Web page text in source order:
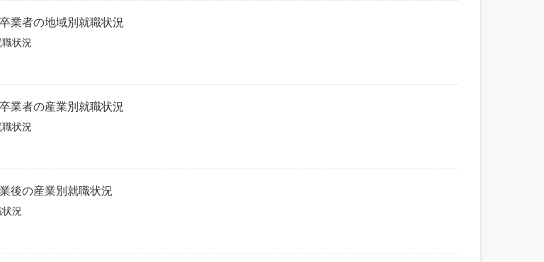
業者の地域別就職状況
状況
業者の産業別就職状況
状況
後の産業別就職状況
況